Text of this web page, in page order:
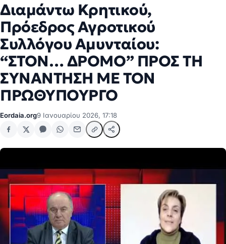
Διαμάντω Κρητικού,
Πρόεδρος Αγροτικού
Συλλόγου Αμυνταίου:
“ΣΤΟΝ… ΔΡΟΜΟ” ΠΡΟΣ ΤΗ
ΣΥΝΑΝΤΗΣΗ ΜΕ ΤΟΝ
ΠΡΩΘΥΠΟΥΡΓΟ
Eordaia.org9 Ιανουαρίου 2026, 17:18